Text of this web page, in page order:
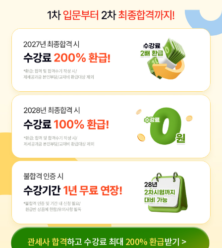
관세사 합격하고 수강료 최대 200% 환급받기 >